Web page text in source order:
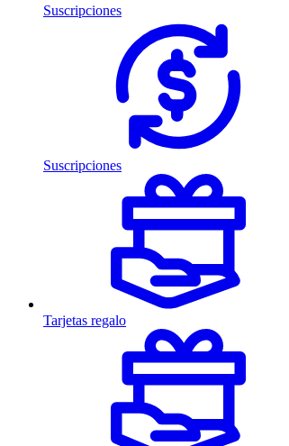
Suscripciones
Suscripciones
Tarjetas regalo